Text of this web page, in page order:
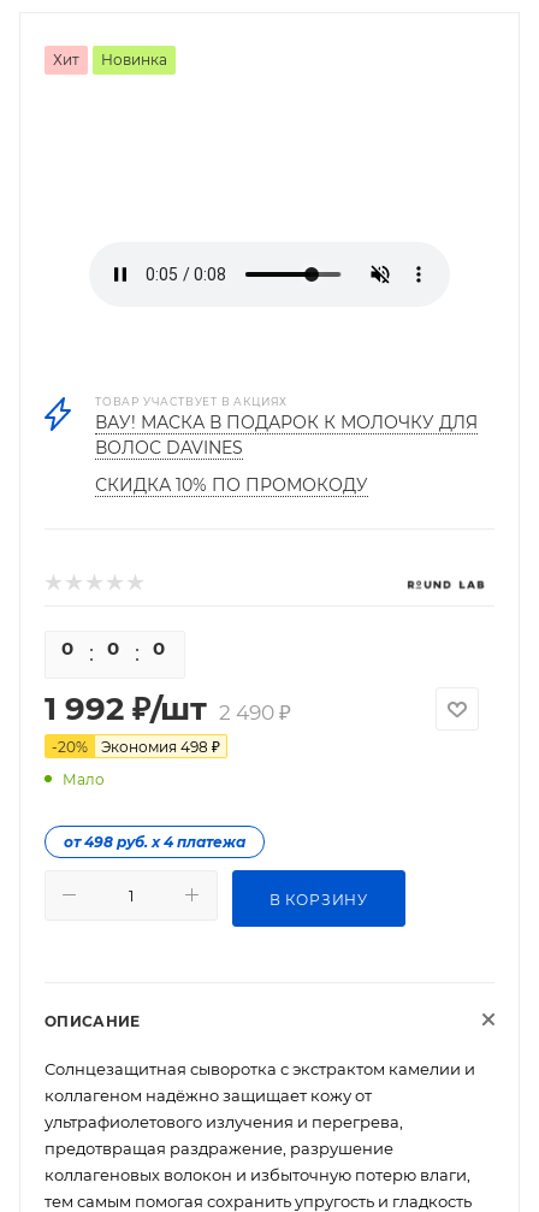
Хит Новинка
ТОВАР УЧАСТВУЕТ В АКЦИЯХ
ВАУ! МАСКА В ПОДАРОК К МОЛОЧКУ ДЛЯ
ВОЛОС DAVINES
СКИДКА 10% ПО ПРОМОКОДУ
0 0 0
1 992 ₽/шт 2 490₽
-20% Экономия 498 ₽
Мало
от 498 руб. х 4 платежа
В КОРЗИНУ
ОПИСАНИЕ
Солнцезащитная сыворотка с экстрактом камелии и
коллагеном надёжно защищает кожу от
ультрафиолетового излучения и перегрева,
предотвращая раздражение, разрушение
коллагеновых волокон и избыточную потерю влаги,
тем самым помогая сохранить упругость и гладкость